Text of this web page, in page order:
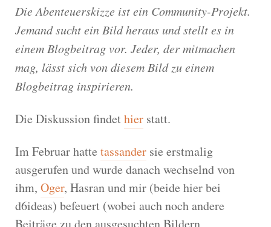
Die Abenteuerskizze ist ein Community-Projekt.
Jemand sucht ein Bild heraus und stellt es in
einem Blogbeitrag vor. Jeder, der mitmachen
mag, lässt sich von diesem Bild zu einem
Blogbeitrag inspirieren.
Die Diskussion findethier statt.
Im Februar hatte tassander sie erstmalig
ausgerufen und wurde danach wechselnd von
ihm, Oger, Hasran und mir (beide hier bei
d6ideas) befeuert (wobei auch noch andere